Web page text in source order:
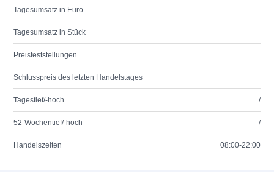
Tagesumsatz in Euro
Tagesumsatz in Stück
Preisfeststellungen
Schlusspreis des letzten Handelstages
Tagestief/-hoch /
52-Wochentief/-hoch /
Handelszeiten 08:00-22:00